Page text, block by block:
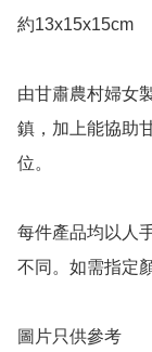
約13x15x15cm
由甘肅農村婦女
鎮，加上能協助
位。
每件產品均以人
不同。如需指定
圖片只供參考